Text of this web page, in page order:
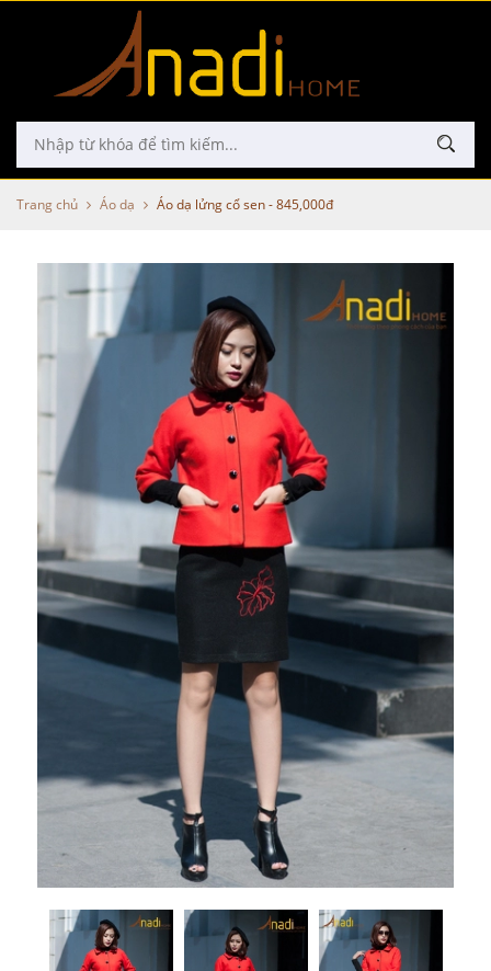
Trang chủ Áo dạ Áo dạ lửng cổ sen - 845,000đ